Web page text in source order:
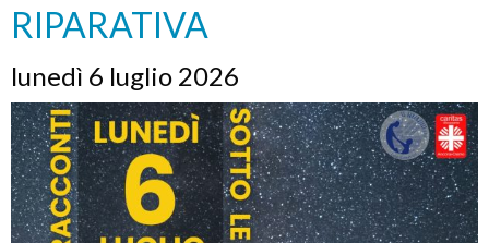
RIPARATIVA
lunedì 6 luglio 2026